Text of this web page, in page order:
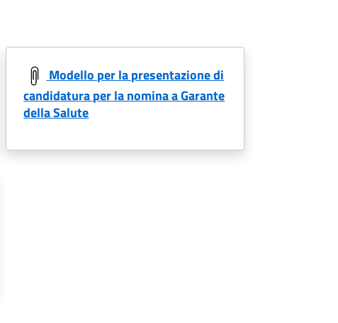
Modello per la presentazione di
candidatura per la nomina a Garante
della Salute